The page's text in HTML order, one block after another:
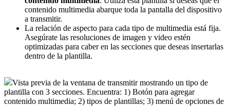
contenido multimedia abarque toda la pantalla del dispositivo
a transmitir.
La relación de aspecto para cada tipo de multimedia está fija.
Asegúrate las resoluciones de imagen y video estén
optimizadas para caber en las secciones que deseas insertarlas
dentro de la plantilla.
Vista previa de la ventana de transmitir mostrando un tipo de
plantilla con 3 secciones. Encuentra: 1) Botón para agregar
contenido multimedia; 2) tipos de plantillas; 3) menú de opciones de